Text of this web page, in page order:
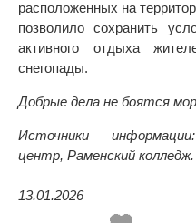
расположенных на
позволило сохранить
активного отдыха
снегопады.
Добрые дела не боятся
Источники
центр, Раменский колледж.
13.01.2026